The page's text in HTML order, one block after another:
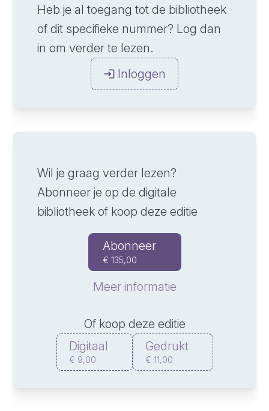
Heb je al toegang tot de bibliotheek
of dit specifieke nummer? Log dan
in om verder te lezen.
Inloggen
Wil je graag verder lezen?
Abonneer je op de digitale
bibliotheek of koop deze editie
Abonneer
€ 135,00
Meer informatie
Of koop deze editie
€ 9,00
Digitaal
€ 11,00
Gedrukt